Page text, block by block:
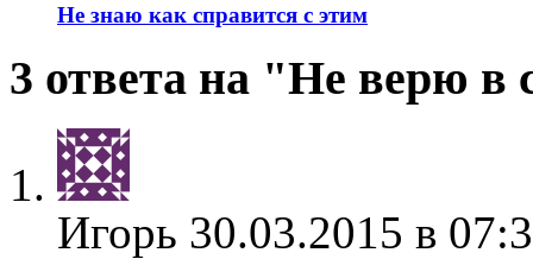
Не знаю как справится с этим
3 ответа на "Не верю в
Игорь 30.03.2015 в